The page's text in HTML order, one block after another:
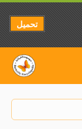
تحميل